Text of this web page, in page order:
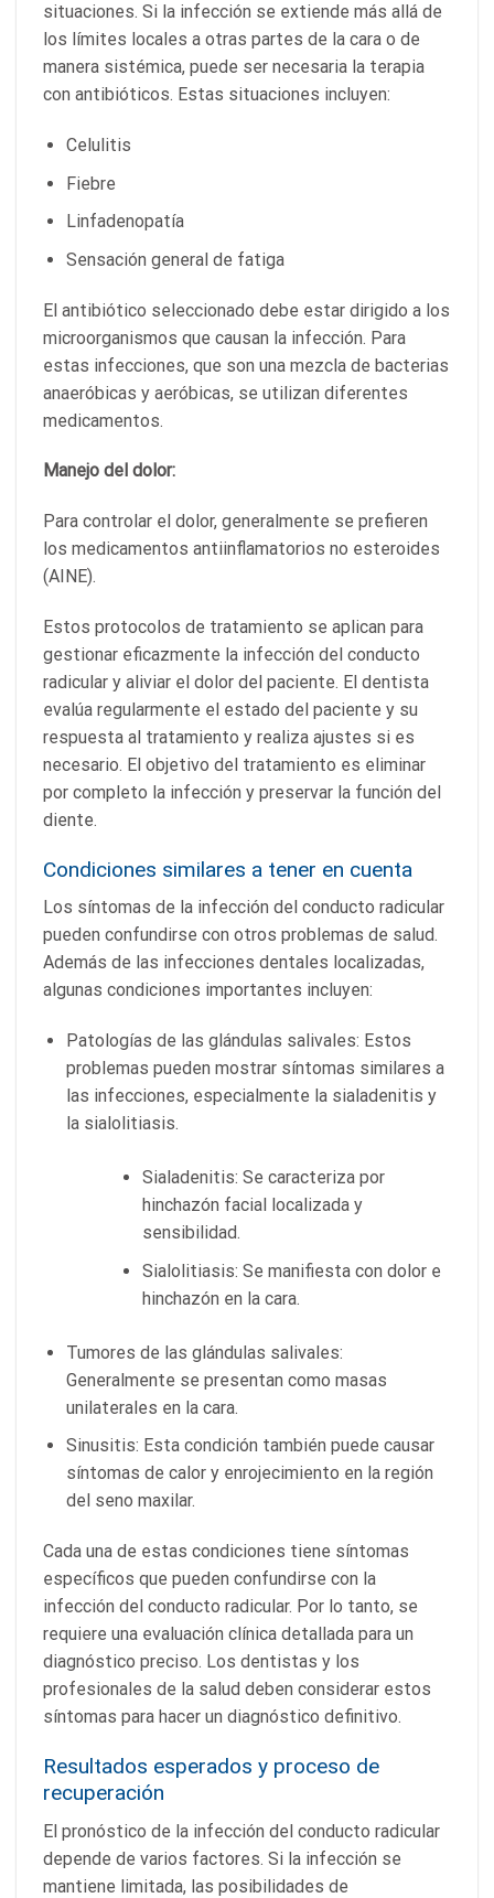
situaciones. Si la infección se extiende más allá de
los límites locales a otras partes de la cara o de
manera sistémica, puede ser necesaria la terapia
con antibióticos. Estas situaciones incluyen:
Celulitis
Fiebre
Linfadenopatía
Sensación general de fatiga
El antibiótico seleccionado debe estar dirigido a los
microorganismos que causan la infección. Para
estas infecciones, que son una mezcla de bacterias
anaeróbicas y aeróbicas, se utilizan diferentes
medicamentos.
Manejo del dolor:
Para controlar el dolor, generalmente se prefieren
los medicamentos antiinflamatorios no esteroides
(AINE).
Estos protocolos de tratamiento se aplican para
gestionar eficazmente la infección del conducto
radicular y aliviar el dolor del paciente. El dentista
evalúa regularmente el estado del paciente y su
respuesta al tratamiento y realiza ajustes si es
necesario. El objetivo del tratamiento es eliminar
por completo la infección y preservar la función del
diente.
Condiciones similares a tener en cuenta
Los síntomas de la infección del conducto radicular
pueden confundirse con otros problemas de salud.
Además de las infecciones dentales localizadas,
algunas condiciones importantes incluyen:
Patologías de las glándulas salivales: Estos
problemas pueden mostrar síntomas similares a
las infecciones, especialmente la sialadenitis y
la sialolitiasis.
Sialadenitis: Se caracteriza por
hinchazón facial localizada y
sensibilidad.
Sialolitiasis: Se manifiesta con dolor e
hinchazón en la cara.
Tumores de las glándulas salivales:
Generalmente se presentan como masas
unilaterales en la cara.
Sinusitis: Esta condición también puede causar
síntomas de calor y enrojecimiento en la región
del seno maxilar.
Cada una de estas condiciones tiene síntomas
específicos que pueden confundirse con la
infección del conducto radicular. Por lo tanto, se
requiere una evaluación clínica detallada para un
diagnóstico preciso. Los dentistas y los
profesionales de la salud deben considerar estos
síntomas para hacer un diagnóstico definitivo.
Resultados esperados y proceso de
recuperación
El pronóstico de la infección del conducto radicular
depende de varios factores. Si la infección se
mantiene limitada, las posibilidades de